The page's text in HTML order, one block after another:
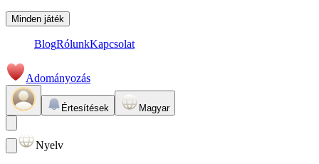
Minden játék
BlogRólunkKapcsolat
Adományozás
Értesítések Magyar
Nyelv